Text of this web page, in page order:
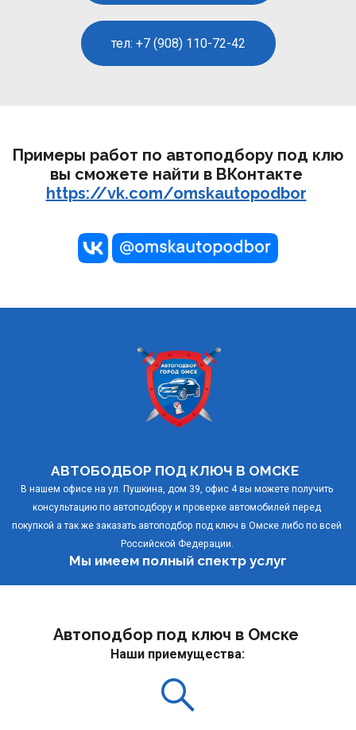
тел: +7 (908) 110-72-42
вы сможете найти в ВКонтакте
https://vk.com/omskautopodbor
АВТОБОДБОР ПОД КЛЮЧ В ОМСКЕ
В нашем офисе на ул. Пушкина, дом 39, офис 4 вы можете получить
консультацию по автоподбору и проверке автомобилей перед
покупкой а так же заказать автоподбор под ключ в Омске либо по всей
Российской Федерации.
Мы имеем полный спектр услуг
Автоподбор под ключ в Омске
Наши приемущества: